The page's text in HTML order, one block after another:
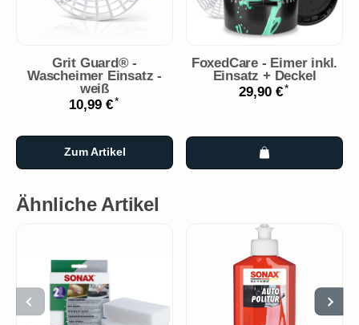
Grit Guard® -
Wascheimer Einsatz -
weiß
10,99 €*
Zum Artikel
FoxedCare - Eimer inkl.
Einsatz + Deckel
29,90 €*
Ähnliche Artikel